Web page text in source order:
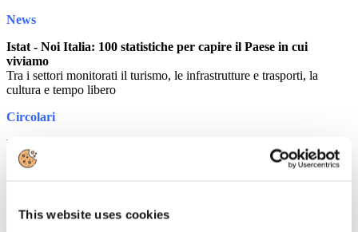
This website uses cookies
News
Istat - Noi Italia: 100 statistiche per capire il Paese in cui
viviamo
Tra i settori monitorati il turismo, le infrastrutture e trasporti, la
cultura e tempo libero
Circolari
MENU DEI RISTORANTI E MENSE AZIENDALI: NOTA
DEL MINISTERO DELLA SALUTE IN MERITO
ALL'OBBLIGO DI DOVER FORNIRE INDICAZIONI
per fornire le indicazioni obbligatorie relative alla presenza di